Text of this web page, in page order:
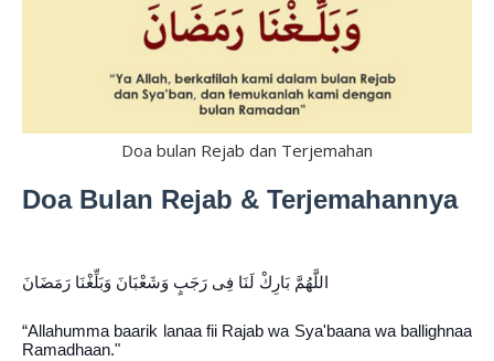
Doa bulan Rejab dan Terjemahan
Doa Bulan Rejab & Terjemahannya
“Allahumma baarik lanaa fii Rajab wa Sya'baana wa ballighnaa
Ramadhaan."